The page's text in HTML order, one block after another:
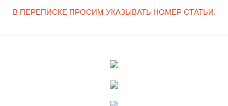
В ПЕРЕПИСКЕ ПРОСИМ УКАЗЫВАТЬ НОМЕР СТАТЬИ.